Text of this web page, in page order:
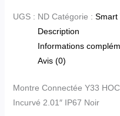
UGS : ND Catégorie : Smart
Description
Informations
Avis (0)
Montre Connectée Y33
Incurvé 2.01″ IP67 Noir